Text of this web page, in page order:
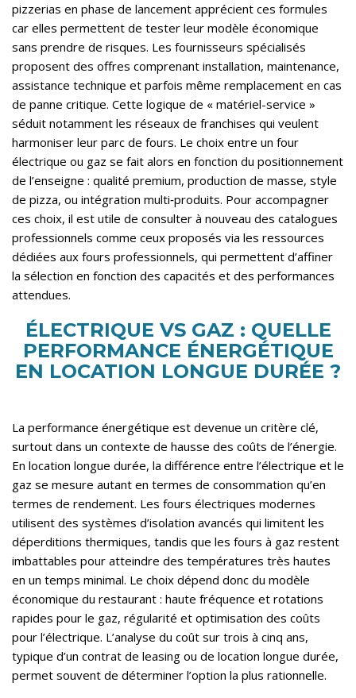
pizzerias en phase de lancement apprécient ces formules
car elles permettent de tester leur modèle économique
sans prendre de risques. Les fournisseurs spécialisés
proposent des offres comprenant installation, maintenance,
assistance technique et parfois même remplacement en cas
de panne critique. Cette logique de « matériel-service »
séduit notamment les réseaux de franchises qui veulent
harmoniser leur parc de fours. Le choix entre un four
électrique ou gaz se fait alors en fonction du positionnement
de l’enseigne : qualité premium, production de masse, style
de pizza, ou intégration multi‑produits. Pour accompagner
ces choix, il est utile de consulter à nouveau des catalogues
professionnels comme ceux proposés via les ressources
dédiées aux fours professionnels, qui permettent d’affiner
la sélection en fonction des capacités et des performances
attendues.
ÉLECTRIQUE VS GAZ : QUELLE
PERFORMANCE ÉNERGÉTIQUE
EN LOCATION LONGUE DURÉE ?
La performance énergétique est devenue un critère clé,
surtout dans un contexte de hausse des coûts de l’énergie.
En location longue durée, la différence entre l’électrique et le
gaz se mesure autant en termes de consommation qu’en
termes de rendement. Les fours électriques modernes
utilisent des systèmes d’isolation avancés qui limitent les
déperditions thermiques, tandis que les fours à gaz restent
imbattables pour atteindre des températures très hautes
en un temps minimal. Le choix dépend donc du modèle
économique du restaurant : haute fréquence et rotations
rapides pour le gaz, régularité et optimisation des coûts
pour l’électrique. L’analyse du coût sur trois à cinq ans,
typique d’un contrat de leasing ou de location longue durée,
permet souvent de déterminer l’option la plus rationnelle.